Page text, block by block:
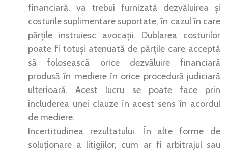
financiară, va trebui furnizată dezvăluirea și
costurile suplimentare suportate, în cazul în care
părțile instruiesc avocații. Dublarea costurilor
poate fi totuși atenuată de părțile care acceptă
să folosească orice dezvăluire financiară
produsă în mediere în orice procedură judiciară
ulterioară. Acest lucru se poate face prin
includerea unei clauze în acest sens în acordul
de mediere.
Incertitudinea rezultatului. În alte forme de
soluționare a litigiilor, cum ar fi arbitrajul sau